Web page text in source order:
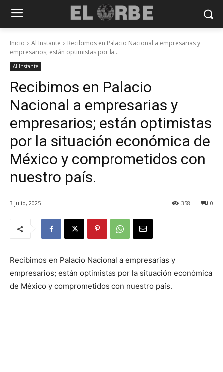
Inicio Al Instante
Recibimos en Palacio Nacional a empresarias y
empresarios; están optimistas por la...
Al Instante
Recibimos en Palacio
Nacional a empresarias y
empresarios; están optimistas
por la situación económica de
México y comprometidos con
nuestro país.
3 julio, 2025 0
358
Recibimos en Palacio Nacional a empresarias y
empresarios; están optimistas por la situación económica
de México y comprometidos con nuestro país.